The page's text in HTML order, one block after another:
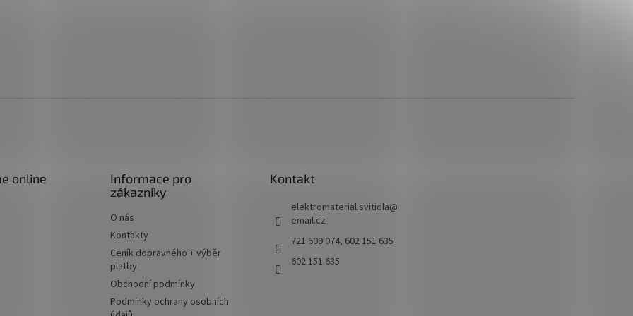
online
Informace pro
zákazníky
O nás
Kontakty
Ceník dopravného + výběr
platby
Obchodní podmínky
Podmínky ochrany osobních
Kontakt
elektromaterial.svitidla@
email.cz
721 609 074, 602 151 635
602 151 635